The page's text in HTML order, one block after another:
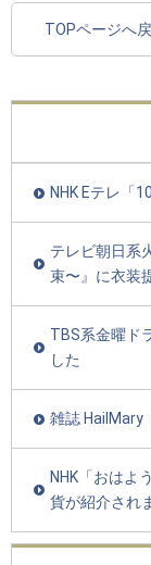
TOPページへ
NHK Eテレ「
テレビ朝日系
束〜』に衣装
TBS系金曜ド
した
雑誌 HailMary
NHK「おはよ
貨が紹介され